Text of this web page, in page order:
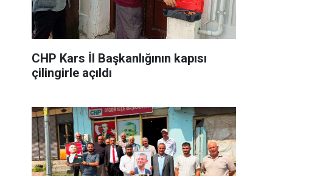
CHP Kars İl Başkanlığının kapısı
çilingirle açıldı